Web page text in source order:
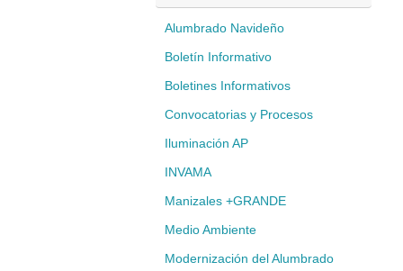
Alumbrado Navideño
Boletín Informativo
Boletines Informativos
Convocatorias y Procesos
Iluminación AP
INVAMA
Manizales +GRANDE
Medio Ambiente
Modernización del Alumbrado